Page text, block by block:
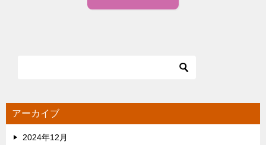
アーカイブ
2024年12月